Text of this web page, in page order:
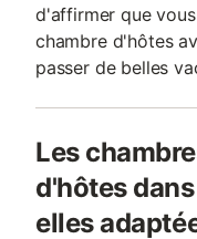
d'affirmer que
chambre d'hôtes
passer de belles
Les
d'hôtes
elles